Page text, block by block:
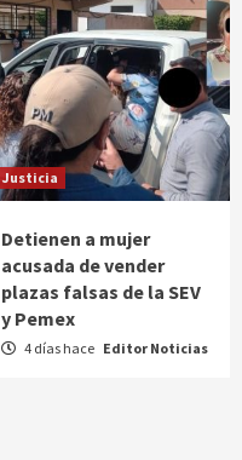
Justicia
Detienen a mujer
acusada de vender
plazas falsas de la SEV
y Pemex
4 días hace Editor Noticias